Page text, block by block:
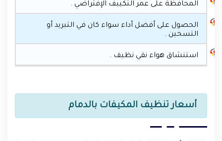
المحافظة على عمر التكييف الإفتراضي .
الحصول على أفضل أداء سواء كان في التبريد أو
التسخين .
استنشاق هواء نقي نظيف .
أسعار تنظيف المكيفات بالدمام